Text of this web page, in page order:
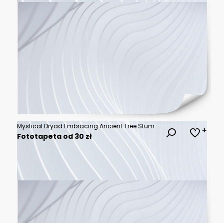
Mystical Dryad Embracing Ancient Tree Stump in Black and White Illustration.
Fototapeta od 30 zł